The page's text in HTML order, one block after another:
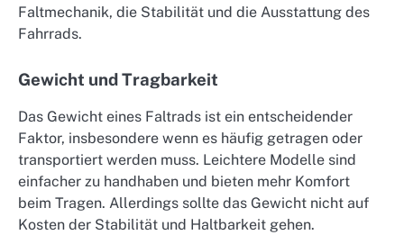
Faltmechanik, die Stabilität und die Ausstattung des
Fahrrads.
Gewicht und Tragbarkeit
Das Gewicht eines Faltrads ist ein entscheidender
Faktor, insbesondere wenn es häufig getragen oder
transportiert werden muss. Leichtere Modelle sind
einfacher zu handhaben und bieten mehr Komfort
beim Tragen. Allerdings sollte das Gewicht nicht auf
Kosten der Stabilität und Haltbarkeit gehen.